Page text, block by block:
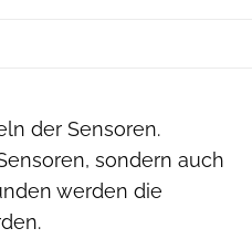
der Sensoren.
sondern auch
werden die